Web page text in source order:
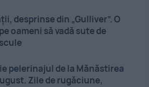
desprinse din „Gulliver”. O
oameni să vadă sute de
pelerinajul de la Mănăstirea
Zile de rugăciune,